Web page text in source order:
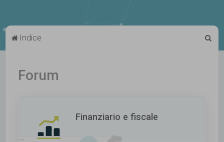
Indice
Forum
Finanziario e fiscale